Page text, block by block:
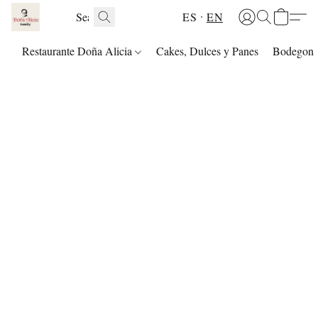
ES EN
Restaurante Doña Alicia Cakes, Dulces y Panes Bodegon